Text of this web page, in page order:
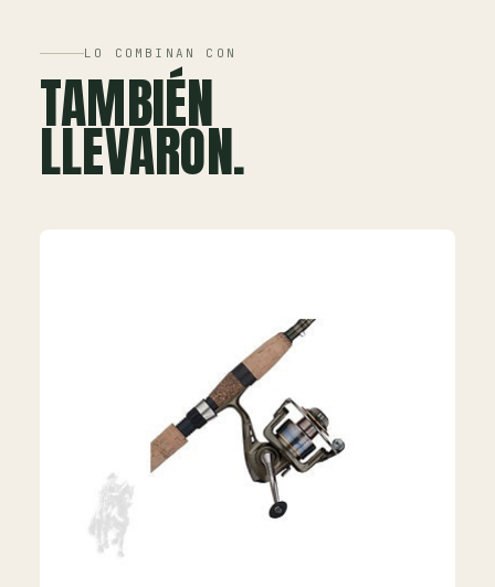
LO COMBINAN CON
TAMBIÉN
LLEVARON.